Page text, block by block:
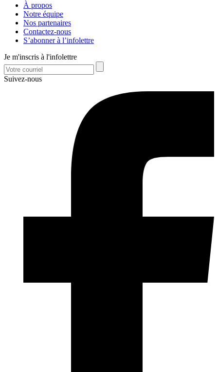
À propos
Notre équipe
Nos partenaires
Contactez-nous
S’abonner à l’infolettre
Je m'inscris à l'infolettre
Suivez-nous